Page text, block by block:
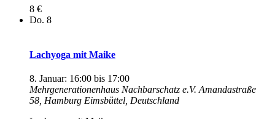
8 €
Do. 8
Lachyoga mit Maike
8. Januar: 16:00 bis 17:00
Mehrgenerationenhaus Nachbarschatz e.V.Amandastraße
58, Hamburg Eimsbüttel, Deutschland